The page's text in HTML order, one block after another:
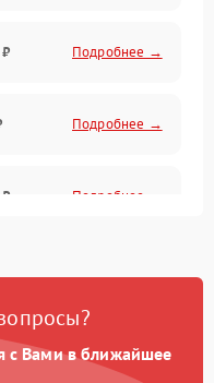
Подробнее →
Подробнее →
Подробнее →
Подробнее →
с Вами в ближайшее